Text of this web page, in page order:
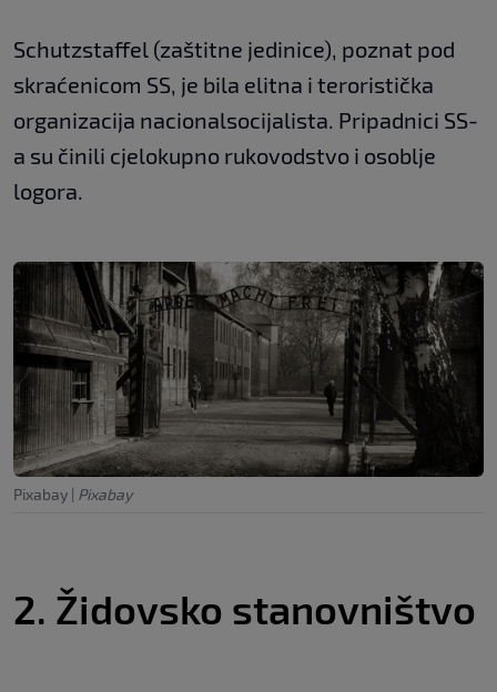
Schutzstaffel (zaštitne jedinice), poznat pod
skraćenicom SS, je bila elitna i teroristička
organizacija nacionalsocijalista. Pripadnici SS-
a su činili cjelokupno rukovodstvo i osoblje
logora.
Pixabay | Pixabay
2. Židovsko stanovništvo